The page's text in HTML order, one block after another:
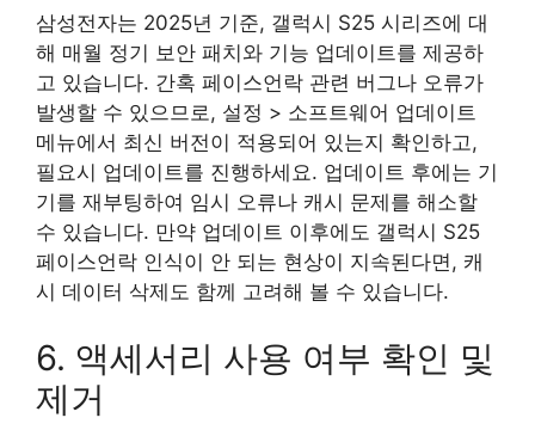
삼성전자는 2025년 기준, 갤럭시 S25 시리즈에 대
해 매월 정기 보안 패치와 기능 업데이트를 제공하
고 있습니다. 간혹 페이스언락 관련 버그나 오류가
발생할 수 있으므로, 설정 > 소프트웨어 업데이트
메뉴에서 최신 버전이 적용되어 있는지 확인하고,
필요시 업데이트를 진행하세요. 업데이트 후에는 기
기를 재부팅하여 임시 오류나 캐시 문제를 해소할
수 있습니다. 만약 업데이트 이후에도 갤럭시 S25
페이스언락 인식이 안 되는 현상이 지속된다면, 캐
시 데이터 삭제도 함께 고려해 볼 수 있습니다.
6. 액세서리 사용 여부 확인 및
제거